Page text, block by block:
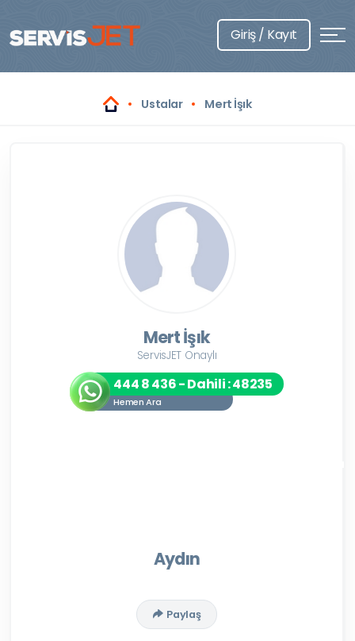
Giriş / Kayıt
Ustalar Mert İşık
Mert İşık
ServisJET Onaylı
444 8 436 - Dahili : 48235
Hemen Ara
Aydın
Paylaş